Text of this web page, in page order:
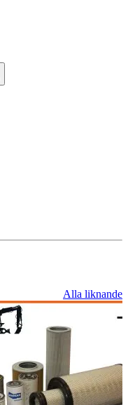
Alla liknande